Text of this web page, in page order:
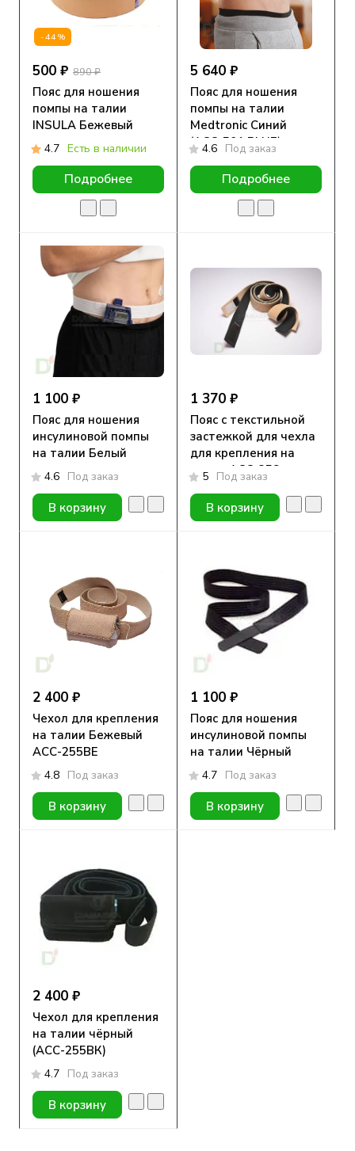
-44%
500 ₽ 890 ₽
Пояс для ношения
помпы на талии
INSULA Бежевый
4.7 Есть в наличии
Подробнее
5 640 ₽
Пояс для ношения
помпы на талии
Medtronic Синий
(ACC-501 BLUE)
4.6 Под заказ
Подробнее
1 100 ₽
Пояс для ношения
инсулиновой помпы
на талии Белый
4.6 Под заказ
В корзину
1 370 ₽
Пояс с текстильной
застежкой для чехла
для крепления на
талии АСС-258
(бежевый/черный) ст
5 Под заказ
В корзину
2 400 ₽
Чехол для крепления
на талии Бежевый
АСС-255ВE
4.8 Под заказ
В корзину
1 100 ₽
Пояс для ношения
инсулиновой помпы
на талии Чёрный
4.7 Под заказ
В корзину
2 400 ₽
Чехол для крепления
на талии чёрный
(АСС-255ВК)
4.7 Под заказ
В корзину